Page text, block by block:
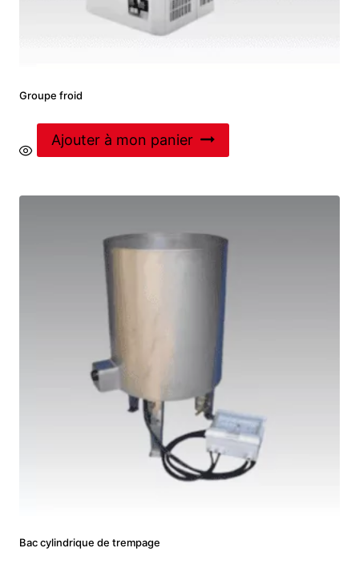
Groupe froid
Ajouter à mon panier
Bac cylindrique de trempage